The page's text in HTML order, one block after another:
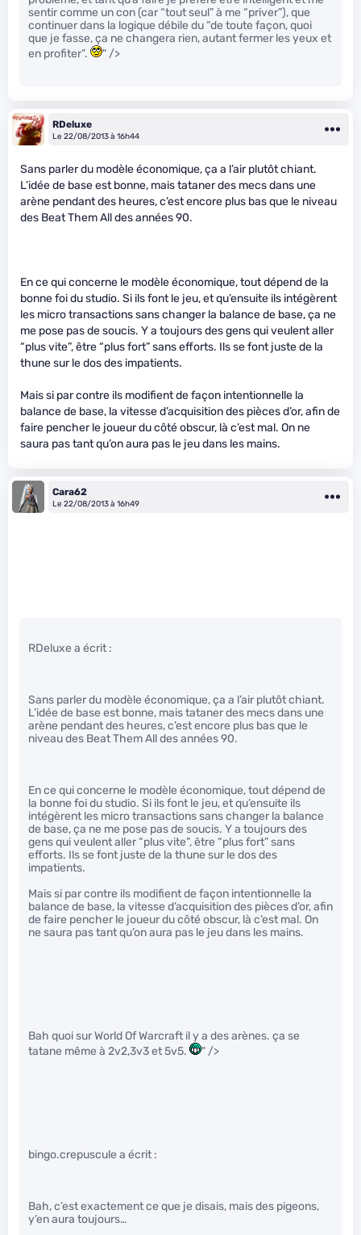
sentir comme un con (car “tout seul” à me “priver”), que
continuer dans la logique débile du “de toute façon, quoi
que je fasse, ça ne changera rien, autant fermer les yeux et
en profiter”.
" />
RDeluxe
Le 22/08/2013 à 16h44
Sans parler du modèle économique, ça a l’air plutôt chiant.
L’idée de base est bonne, mais tataner des mecs dans une
arène pendant des heures, c’est encore plus bas que le niveau
des Beat Them All des années 90.
En ce qui concerne le modèle économique, tout dépend de la
bonne foi du studio. Si ils font le jeu, et qu’ensuite ils intégèrent
les micro transactions sans changer la balance de base, ça ne
me pose pas de soucis. Y a toujours des gens qui veulent aller
“plus vite”, être “plus fort” sans efforts. Ils se font juste de la
thune sur le dos des impatients.
Mais si par contre ils modifient de façon intentionnelle la
balance de base, la vitesse d’acquisition des pièces d’or, afin de
faire pencher le joueur du côté obscur, là c’est mal. On ne
saura pas tant qu’on aura pas le jeu dans les mains.
Cara62
Le 22/08/2013 à 16h49
RDeluxe a écrit :
Sans parler du modèle économique, ça a l’air plutôt chiant.
L’idée de base est bonne, mais tataner des mecs dans une
arène pendant des heures, c’est encore plus bas que le
niveau des Beat Them All des années 90.
En ce qui concerne le modèle économique, tout dépend de
la bonne foi du studio. Si ils font le jeu, et qu’ensuite ils
intégèrent les micro transactions sans changer la balance
de base, ça ne me pose pas de soucis. Y a toujours des
gens qui veulent aller “plus vite”, être “plus fort” sans
efforts. Ils se font juste de la thune sur le dos des
impatients.
Mais si par contre ils modifient de façon intentionnelle la
balance de base, la vitesse d’acquisition des pièces d’or, afin
de faire pencher le joueur du côté obscur, là c’est mal. On
ne saura pas tant qu’on aura pas le jeu dans les mains.
Bah quoi sur World Of Warcraft il y a des arènes. ça se
tatane même à 2v2,3v3 et 5v5.
" />
bingo.crepuscule a écrit :
Bah, c’est exactement ce que je disais, mais des pigeons,
y’en aura toujours…